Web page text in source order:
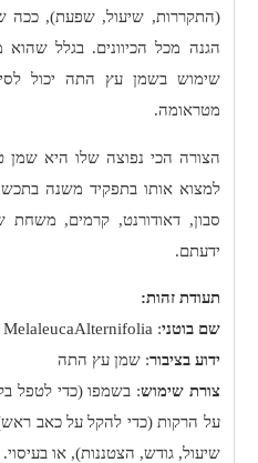
(התקררות, שיעול, שפעת), ככה
הגנה מכל הכיוונים. בגלל
שימוש בשמן עץ התה יכול
מטראומה.
הצורה הכי נפוצה שלו היא
למצוא אותו בתפקיד משנה
סבון, דאודורנט, קרמים, משחת
ידעתם.
תעודת זהות:
שם בוטני:
MelaleucaAlternifolia
ידוע בציבור: שמן עץ התה
צורת שימוש: בשמפו (כדי לטפל
על הרקות (כדי להקל על כאב
שיעול, גודש, הצטננות), או בעיסוי.